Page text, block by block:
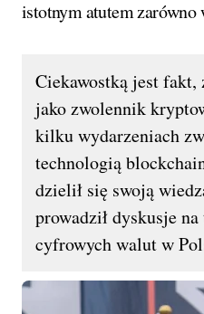
istotnym atutem
Ciekawostką jest fakt,
jako zwolennik
kilku wydarzeniach
technologią
dzielił się swoją
prowadził dyskusje
cyfrowych walut w